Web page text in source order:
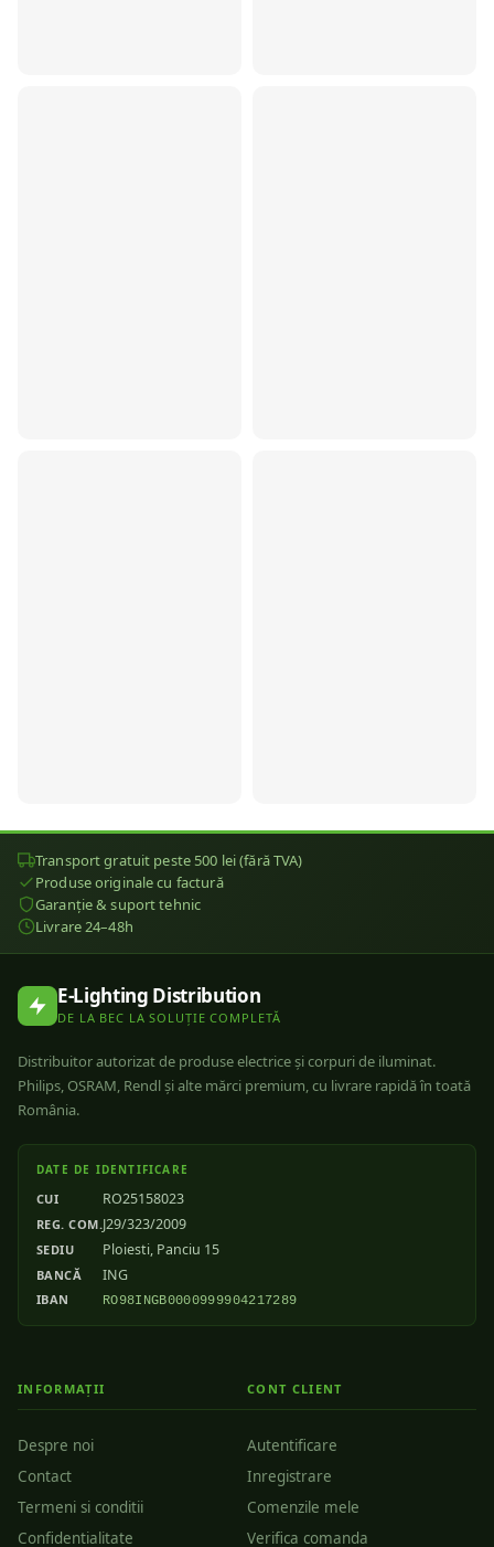
Transport gratuit peste 500 lei (fără TVA)
Produse originale cu factură
Garanție & suport tehnic
Livrare 24–48h
E-Lighting Distribution
DE LA BEC LA SOLUȚIE COMPLETĂ
Distribuitor autorizat de produse electrice și corpuri de iluminat.
Philips, OSRAM, Rendl și alte mărci premium, cu livrare rapidă în toată
România.
DATE DE IDENTIFICARE
CUI RO25158023
REG. COM.J29/323/2009
SEDIU Ploiesti, Panciu 15
BANCĂ ING
IBAN RO98INGB0000999904217289
INFORMAȚII
Despre noi
Contact
Termeni si conditii
Confidentialitate
CONT CLIENT
Autentificare
Inregistrare
Comenzile mele
Verifica comanda